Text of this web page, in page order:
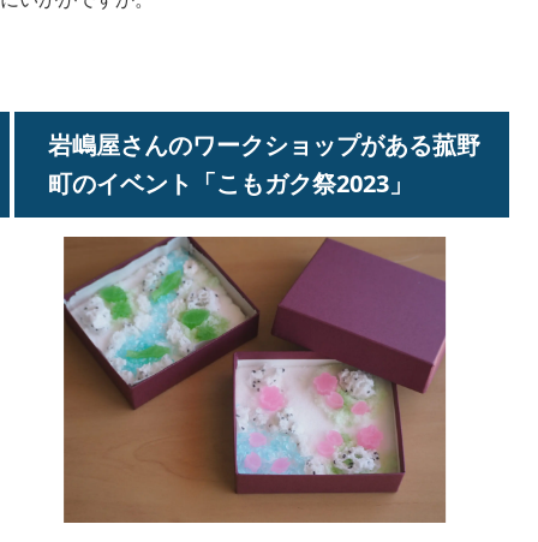
岩嶋屋さんのワークショップがある菰野
町のイベント「こもガク祭2023」